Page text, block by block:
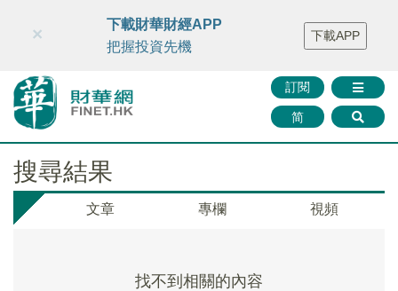
財華智庫網 FINTV FINMETA 財華證券 媒體矩陣
智庫沙龍
聯絡我們
訂閱
简
×
下載財華財經APP
把握投資先機
下載APP
搜尋結果
文章 專欄 視頻
找不到相關的內容